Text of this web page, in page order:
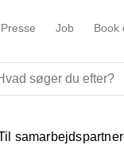
Presse Job Book